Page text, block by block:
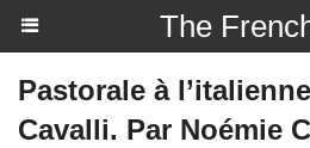
The
Pastorale à
Cavalli. Par Noémie